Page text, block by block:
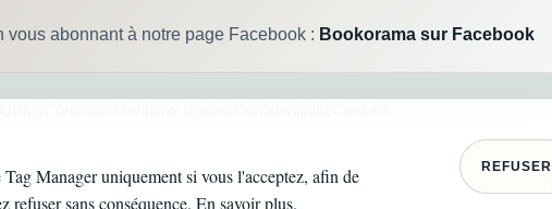
Manager uniquement si vous l'acceptez, afin de
refuser sans conséquence. En savoir plus.
REFUSER
vous abonnant à notre page Facebook : Bookorama sur Facebook
©2026Bookorama.